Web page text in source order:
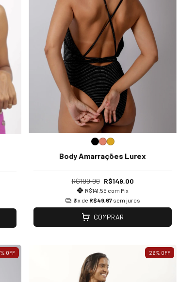
Body Amarrações Lurex
R$199,00 R$149,00
R$141,55 com Pix
3x de R$49,67 sem juros
COMPRAR
% OFF 26% OFF